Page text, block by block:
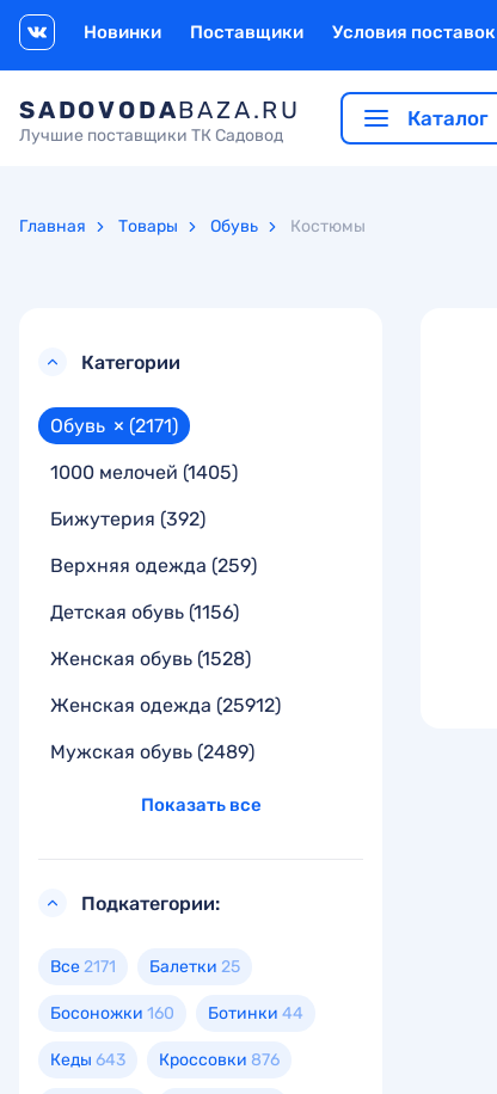
Новинки Поставщики Условия поставок
SADOVODABAZA.RU
Лучшие поставщики ТК Садовод
Каталог
Главная Товары Обувь Костюмы
Категории
Обувь × (2171)
1000 мелочей (1405)
Бижутерия (392)
Верхняя одежда (259)
Детская обувь (1156)
Женская обувь (1528)
Женская одежда (25912)
Мужская обувь (2489)
Показать все
Подкатегории:
Все2171 Балетки 25
Босоножки 160 Ботинки 44
Кеды 643 Кроссовки 876